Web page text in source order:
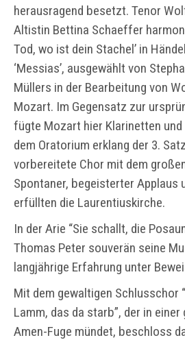
herausragend besetzt. Tenor
Altistin Bettina Schaeffer
Tod, wo ist dein Stachel’ in
‘Messias’, ausgewählt von
Müllers in der Bearbeitung von
Mozart. Im Gegensatz zur
fügte Mozart hier Klarinetten und
dem Oratorium erklang der 3.
vorbereitete Chor mit dem
Spontaner, begeisterter Applaus
erfüllten die Laurentiuskirche.
In der Arie “Sie schallt, die
Thomas Peter souverän seine
langjährige Erfahrung unter
Mit dem gewaltigen Schlusschor
Lamm, das da starb”, der in
Amen-Fuge mündet, beschloss